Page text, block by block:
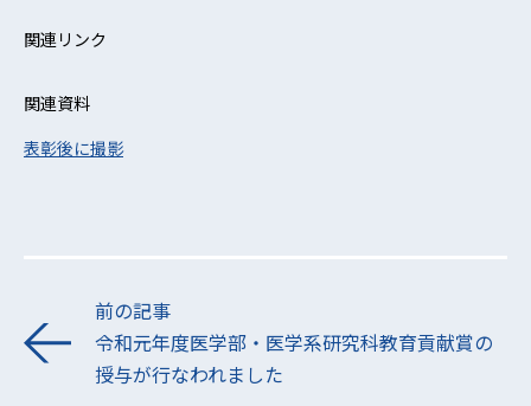
関連リンク
関連資料
表彰後に撮影
前の記事
令和元年度医学部・医学系研究科教育貢献賞の
授与が行なわれました